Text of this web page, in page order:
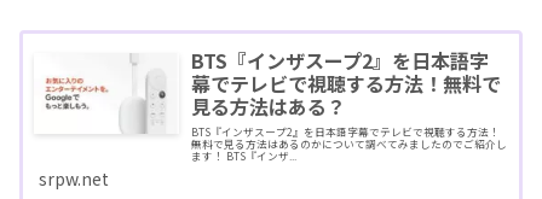
BTS『インザスープ2』を日本語字
幕でテレビで視聴する方法！無料で
見る方法はある？
BTS『インザスープ2』を日本語字幕でテレビで視聴する方法！
無料で見る方法はあるのかについて調べてみましたのでご紹介し
ます！ BTS『インザ...
srpw.net